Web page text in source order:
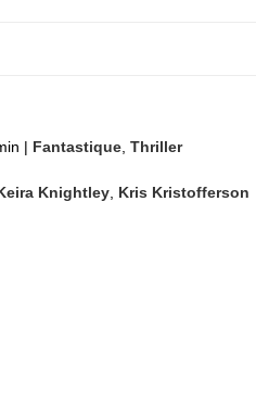
| Fantastique, Thriller
Knightley, Kris Kristofferson